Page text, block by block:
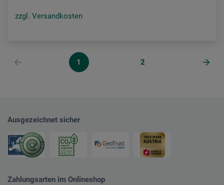
zzgl. Versandkosten
1 2
Ausgezeichnet sicher
Zahlungsarten im Onlineshop